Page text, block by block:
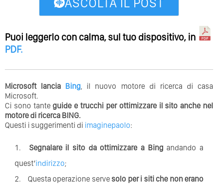
Puoi leggerlo con calma, sul tuo dispositivo, in
PDF.
Microsoft lancia Bing , il nuovo motore di ricerca di casa
Microsoft.
Ci sono tanteguide e trucchi per ottimizzare il sito anche nel
motore di ricerca BING.
Questi i suggerimenti di imaginepaolo:
Segnalare il sito da ottimizzare a Bingandando a
quest’indirizzo;
Questa operazione servesolo per i siti che non erano